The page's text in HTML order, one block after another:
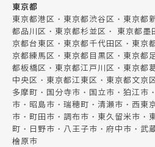
東京都
東京都港区・東京都渋谷区・東京都
都品川区・東京都杉並区・ 東京都
京都台東区・東京都千代田区・東京
京都練馬区・東京都目黒区・東京都
都板橋区・東京都江戸川区・東京都
中央区・東京都江東区・東京都文京
多摩町・国分寺市・国立市・狛江市
市・昭島市・瑞穂町・清瀬市・西東
市・町田市・調布市・東久留米市・
町・日野市・八王子市・府中市・武
檜原市